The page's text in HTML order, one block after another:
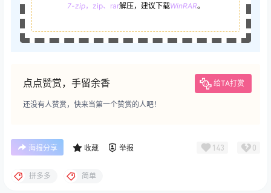
7-zip，zip、rar解压，建议下载WinRAR。
点点赞赏，手留余香 给TA打赏
还没有人赞赏，快来当第一个赞赏的人吧！
海报分享 收藏 举报 143 0
拼多多 简单